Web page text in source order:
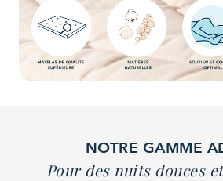
NOTRE GAMME
Pour des nuits douces